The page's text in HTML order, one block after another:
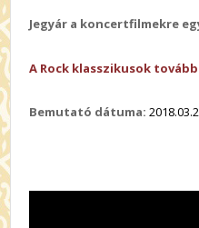
Jegyár a koncertfilmekre
A Rock klasszikusok
Bemutató dátuma: